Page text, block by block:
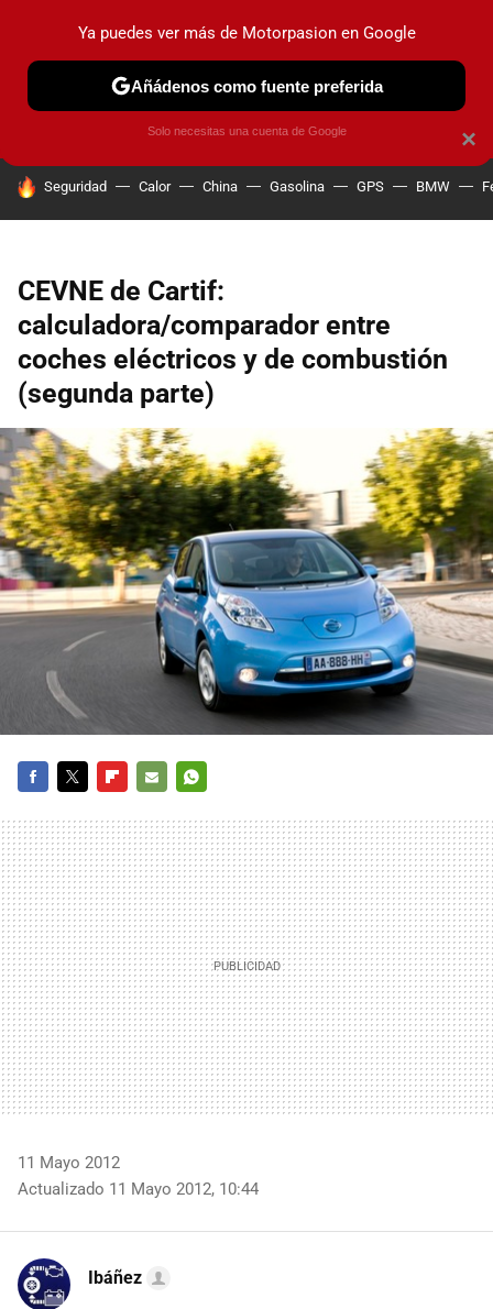
PRUEBAS COCHES ELÉCTRICOS OBSERVATORIO
HOY SE HABLA DE
Seguridad Calor China Gasolina GPS BMW
CEVNE de Cartif:
calculadora/comparador entre
coches eléctricos y de combustión
(segunda parte)
MAIL
11 Mayo 2012
Actualizado 11 Mayo 2012, 10:44
Ibáñez
×
Ya puedes ver más de Motorpasion en Google
Añádenos como fuente preferida
Solo necesitas una cuenta de Google